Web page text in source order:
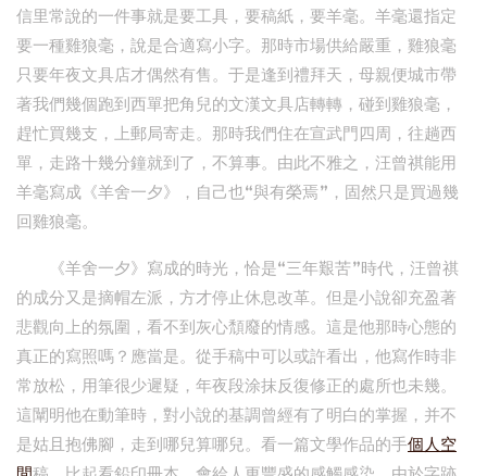
信里常說的一件事就是要工具，要稿紙，要羊毫。羊毫還指定
要一種雞狼毫，說是合適寫小字。那時市場供給嚴重，雞狼毫
只要年夜文具店才偶然有售。于是逢到禮拜天，母親便城市帶
著我們幾個跑到西單把角兒的文漢文具店轉轉，碰到雞狼毫，
趕忙買幾支，上郵局寄走。那時我們住在宣武門四周，往趟西
單，走路十幾分鐘就到了，不算事。由此不雅之，汪曾祺能用
羊毫寫成《羊舍一夕》，自己也“與有榮焉”，固然只是買過幾
回雞狼毫。
《羊舍一夕》寫成的時光，恰是“三年艱苦”時代，汪曾祺
的成分又是摘帽左派，方才停止休息改革。但是小說卻充盈著
悲觀向上的氛圍，看不到灰心頹廢的情感。這是他那時心態的
真正的寫照嗎？應當是。從手稿中可以或許看出，他寫作時非
常放松，用筆很少遲疑，年夜段涂抹反復修正的處所也未幾。
這闡明他在動筆時，對小說的基調曾經有了明白的掌握，并不
是姑且抱佛腳，走到哪兒算哪兒。看一篇文學作品的手個人空